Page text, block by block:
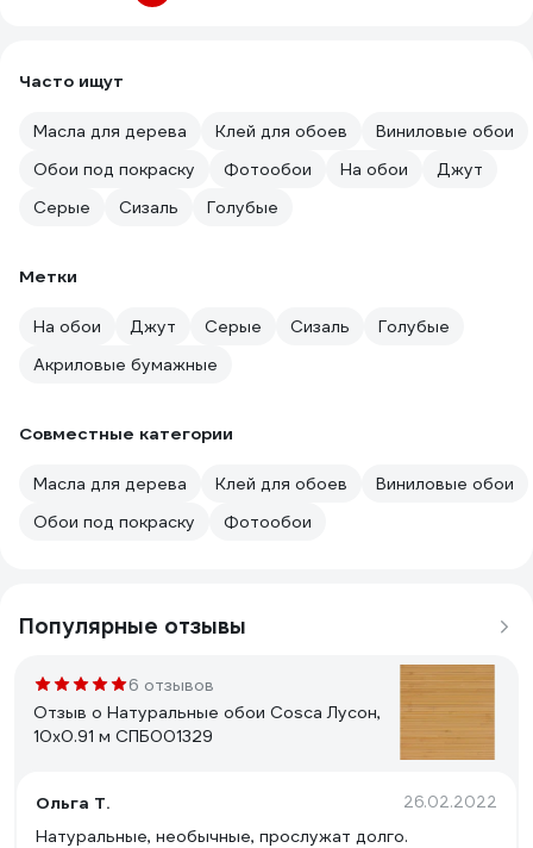
Часто ищут
Масла для дерева Клей для обоев
Виниловые обои
Обои под покраску
Фотообои На обои
Джут
Серые
Сизаль Голубые
Метки
На обои Джут Серые Сизаль
Голубые
Акриловые бумажные
Совместные категории
Масла для дерева Клей для обоев
Виниловые обои
Обои под покраску
Фотообои
Популярные отзывы
6 отзывов
Отзыв о Натуральные обои Cosca Лусон,
10x0.91 м СПБ001329
Ольга Т. 26.02.2022
Натуральные, необычные, прослужат долго.